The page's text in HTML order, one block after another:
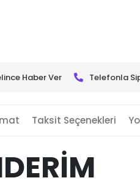
Haber Ver Telefonla
Taksit Seçenekleri